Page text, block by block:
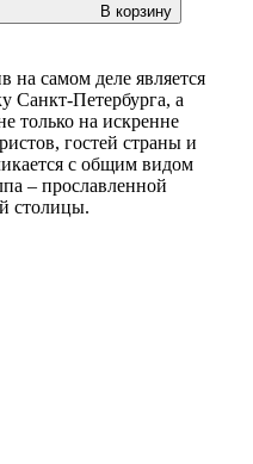
В корзину
на самом деле является
Санкт-Петербурга, а
только на искренне
гостей страны и
с общим видом
– прославленной
столицы.